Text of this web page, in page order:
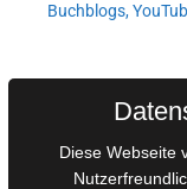
Buchblogs,
AGB für
Online-Artikel
Diese Webseite